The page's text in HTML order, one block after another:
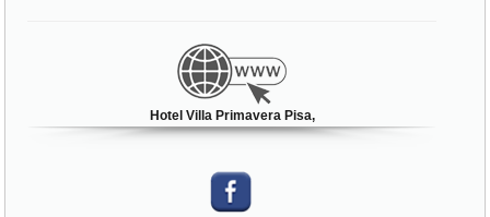
Hotel Villa Primavera Pisa,